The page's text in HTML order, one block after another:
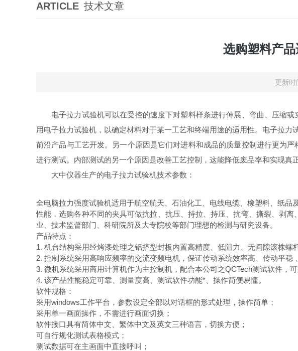
ARTICLE 技术文章
选购塑料产
更新
电子拉力试验机可以在受控的速度下对塑料样条进行伸展、弯曲、压缩
用电子拉力试验机，以确定材料对于某一工艺和终端用途的适用性。电子拉
前沿产品与工艺开发。另一个原因是它们对进料和成品的质量控制进行更为
进行测试。内部测试的另一个原因是改善工艺控制，这能降低废品率和实现真
大中仪器生产的电子拉力试验机技术参数：
全电脑拉力强度试验机适用于航空航天、石油化工、电线电缆、橡塑料、纸
性能，选购各种不同的夹具可做抗拉、抗压、持拉、持压、抗弯、撕裂、剥
业、技术监督部门、科研院所及大专院校等部门理想的检测与研究设备。
产品特点：
1. 机台结构采用经烤漆处理之铝挤型封板内置高精度、低阻力、无间隙滚株螺
2. 控制系统采用高响应频率的交流变频电机，保证传动系统效率高、传动平稳
3. 微机系统采用商用计算机作为主控制机，配合本公司之QCTech测试软件，
4. 该产品性能稳定可靠、测量度高、测试软件功能*、操作简便易懂。
软件规格：
采用windows工作平台，参数设定全部以对话框的形式处理，操作简单；
采用单一画面操作，不需进行画面切换；
软件接口具有简体中文、繁体中文及英文三种语言，切换方便；
可自行规化测试表格模式；
测试数据可在主画面中直接呼叫；